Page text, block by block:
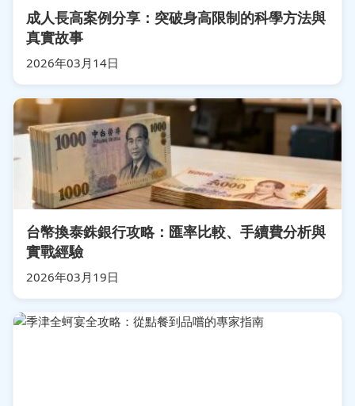
成人長高案例分享：突破身高限制的科學方法與
真實故事
2026年03月14日
台幣換泰銖銀行攻略：匯率比較、手續費分析與
實戰經驗
2026年03月19日